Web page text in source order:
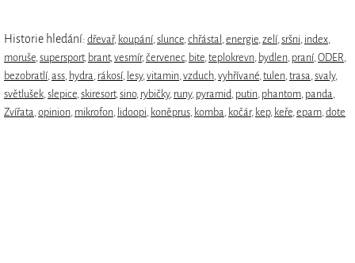
Historie hledání: dřevař, koupání,slunce,chřástal ,energie,zelí,sršni, index,
moruše,supersport, brant,vesmír,červenec, bite,teplokrevn, bydlen, praní,ODER,
bezobratlí,ass, hydra, rákosí, lesy,vitamin,vzduch,vyhřívané,tulen,trasa,svaly,
světlušek,slepice,skiresort,sino, rybičky, runy, pyramid, putin, phantom, panda,
Zvířata,opinion, mikrofon, lidoopi, koněprus, komba, kočár, kep, keře,epam,dote